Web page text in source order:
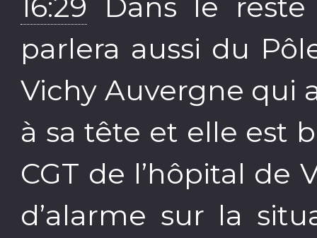
parlera aussi du
Vichy Auvergne qui
à sa tête et elle est
CGT de l’hôpital de
d’alarme sur la